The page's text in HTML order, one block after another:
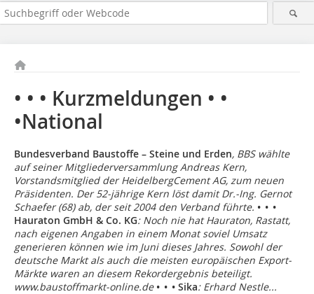
• • • Kurzmeldungen • •
•National
Bundesverband Baustoffe – Steine und Erden, BBS wählte
auf seinerMitgliederversammlung Andreas Kern,
Vorstandsmitglied der HeidelbergCement AG, zum neuen
Präsidenten. Der 52-jährige Kern löst damit Dr.-Ing. Gernot
Schaefer (68) ab, der seit 2004 den Verband führte. • • •
Hauraton GmbH & Co. KG: Noch nie hat Hauraton, Rastatt,
nach eigenen Angaben in einem Monat soviel Umsatz
generieren können wie im Juni dieses Jahres. Sowohl der
deutsche Markt als auch die meisten europäischen Export-
Märkte waren an diesem Rekordergebnis beteiligt.
www.baustoffmarkt-online.de • • • Sika: Erhard Nestle...